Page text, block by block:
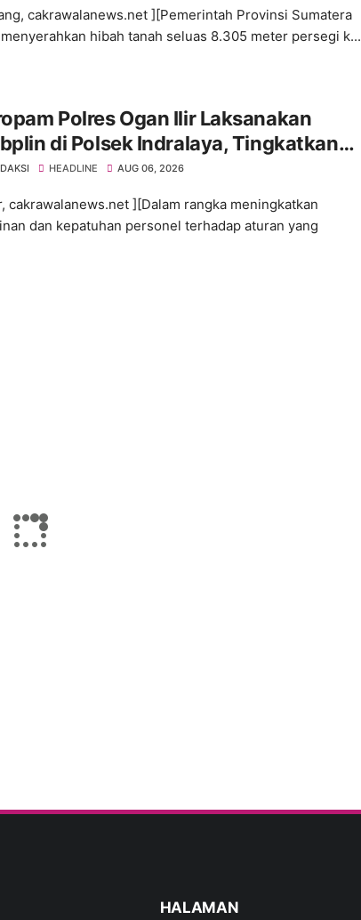
cakrawalanews.net ][Pemerintah Provinsi Sumatera
hibah tanah seluas 8.305 meter persegi k...
Polres Ogan Ilir Laksanakan
di Polsek Indralaya, Tingkatkan
Personel Polri
HEADLINE AUG 06, 2026
cakrawalanews.net ][Dalam rangka meningkatkan
dan kepatuhan personel terhadap aturan yang
HALAMAN